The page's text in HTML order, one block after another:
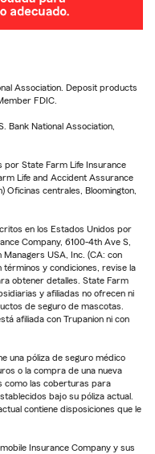
Association. Deposit products
FDIC.
Bank National Association,
por State Farm Life Insurance
Life and Accident Assurance
Oficinas centrales, Bloomington,
en los Estados Unidos por
Company, 6100-4th Ave S,
USA, Inc. (CA: con
términos y condiciones, revise la
obtener detalles. State Farm
y afiliadas no ofrecen ni
de seguro de mascotas.
afiliada con Trupanion ni con
una póliza de seguro médico
o la compra de una nueva
como las coberturas para
bajo su póliza actual.
contiene disposiciones que le
Insurance Company y sus